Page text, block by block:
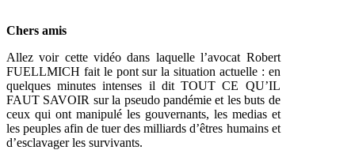
Chers amis
Allez voir cette vidéo dans laquelle l’avocat Robert
FUELLMICH fait le pont sur la situation actuelle : en
quelques minutes intenses il dit TOUT CE QU’IL
FAUT SAVOIR sur la pseudo pandémie et les buts de
ceux qui ont manipulé les gouvernants, les medias et
les peuples afin de tuer des milliards d’êtres humains et
d’esclavager les survivants.